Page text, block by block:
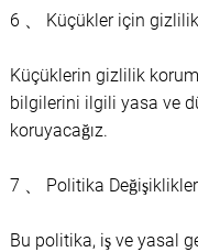
6 、 Küçükler için
Küçüklerin gizlilik
bilgilerini ilgili yasa ve
koruyacağız.
7 、 Politika
Bu politika, iş ve yasal